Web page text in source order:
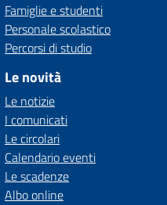
Famiglie e studenti
Personale scolastico
Percorsi di studio
Le novità
Le notizie
I comunicati
Le circolari
Calendario eventi
Le scadenze
Albo online